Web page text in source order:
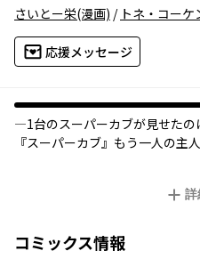
さいとー栄(漫画) / トネ・コーケ
応援メッセージ
―1台のスーパーカブが見せた
『スーパーカブ』もう一人の主
る…！
詳
コミックス情報